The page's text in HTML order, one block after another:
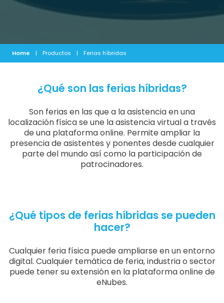
Home | Productos | Ferias híbridas
¿Qué son las ferias híbridas?
Son ferias en las que a la asistencia en una
localización física se une la asistencia virtual a través
de una plataforma online. Permite ampliar la
presencia de asistentes y ponentes desde cualquier
parte del mundo así como la participación de
patrocinadores.
¿Qué tipos de ferias híbridas se pueden
hacer?
Cualquier feria física puede ampliarse en un entorno
digital. Cualquier temática de feria, industria o sector
puede tener su extensión en la plataforma online de
eNubes.